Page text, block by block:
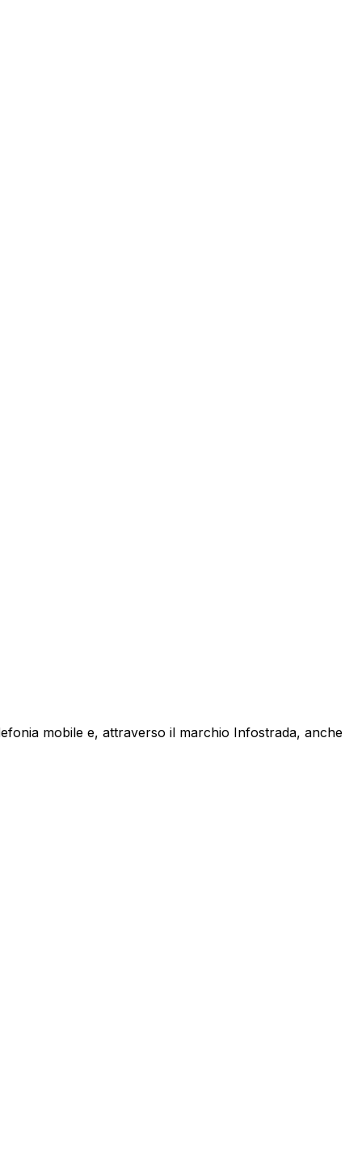
mobile e, attraverso il marchio Infostrada, anche